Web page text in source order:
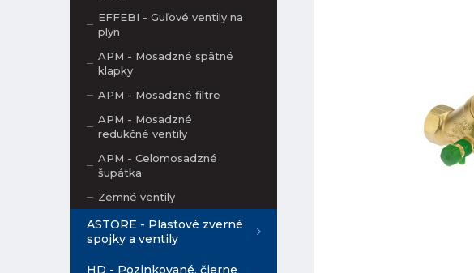
EFFEBI - Guľové ventily na
plyn
APM - Mosadzné spätné
klapky
APM - Mosadzné filtre
APM - Mosadzné
redukčné ventily
APM - Celomosadzné
šupátka
Zemné ventily
ASTORE - Plastové zverné
spojky a ventily
HD - Pozinkované, čierne